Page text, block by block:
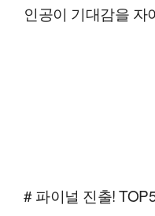
인공이 기대감을 자
# 파이널 진출!